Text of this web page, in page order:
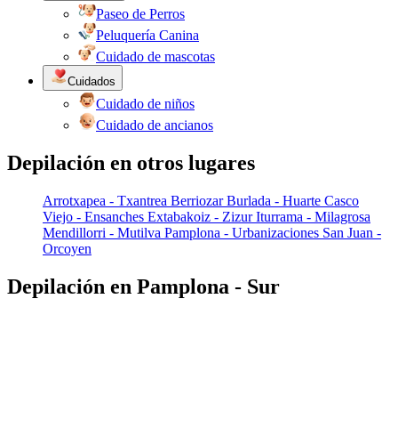
Paseo de Perros
Peluquería Canina
Cuidado de mascotas
Cuidados
Cuidado de niños
Cuidado de ancianos
Depilación en otros lugares
Arrotxapea - Txantrea Berriozar Burlada - Huarte Casco
Viejo - Ensanches Extabakoiz - Zizur Iturrama - Milagrosa
Mendillorri - Mutilva Pamplona - Urbanizaciones San Juan -
Orcoyen
Depilación en Pamplona - Sur